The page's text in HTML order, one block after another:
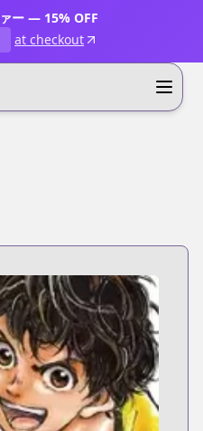
ー — 15% OFF
at checkout